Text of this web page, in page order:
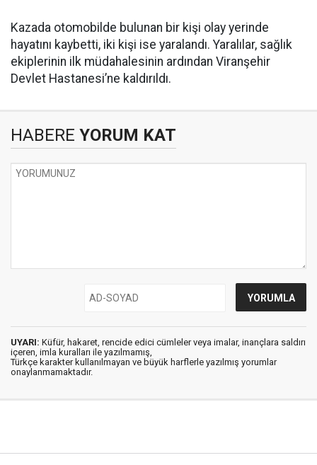
Kazada otomobilde bulunan bir kişi olay yerinde
hayatını kaybetti, iki kişi ise yaralandı. Yaralılar, sağlık
ekiplerinin ilk müdahalesinin ardından Viranşehir
Devlet Hastanesi’ne kaldırıldı.
HABERE YORUM KAT
UYARI: Küfür, hakaret, rencide edici cümleler veya imalar, inançlara saldırı
içeren, imla kuralları ile yazılmamış,
Türkçe karakter kullanılmayan ve büyük harflerle yazılmış yorumlar
onaylanmamaktadır.